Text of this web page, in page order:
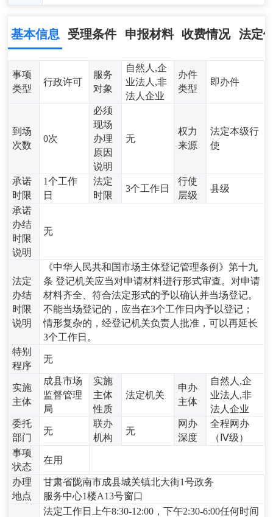
基本信息 受理条件 申报材料 收费情况 法定
事项
类型
行政许可
服务
对象
自然人,企
业法人,非
法人企业
办件
类型
即办件
到场
次数
0次
必须
现场
办理
原因
说明
无
权力
来源
法定本级行
使
承诺
时限
1个工作
日
法定
时限
3个工作日
行使
层级
县级
承诺
办结
时限
说明
无
法定
办结
时限
说明
《中华人民共和国市场主体登记管理条例》第十九
条 登记机关应当对申请材料进行形式审查。对申请
材料齐全、符合法定形式的予以确认并当场登记。
不能当场登记的，应当在3个工作日内予以登记；
情形复杂的，经登记机关负责人批准，可以再延长
3个工作日。
特别
程序
无
实施
主体
成县市场
监督管理
局
实施
主体
性质
法定机关
申办
主体
自然人,企
业法人,非
法人企业
委托
部门
无
联办
机构
无
网办
深度
全程网办
（Ⅳ级）
事项
状态
在用
办理
地点
甘肃省陇南市成县城关镇北大街1号政务
服务中心1楼A13号窗口
法定工作日上午8:30-12:00，下午2:30-6:00任何时间